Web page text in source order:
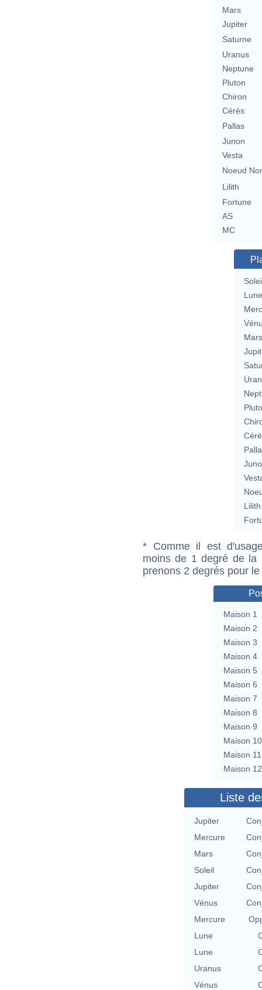
Mars
Jupiter
Saturne
Uranus
Neptune
Pluton
Chiron
Cérès
Pallas
Junon
Vesta
Noeud
Lilith
Fortune
AS
MC
Lune
Mars
Lilith
* Comme il est
moins de 1 degré de la
prenons 2 degrés pour
Maison 1
Maison 2
Maison 3
Maison 4
Maison 5
Maison 6
Maison 7
Maison 8
Maison 9
Maison 10
Maison 11
Maison 12
Liste
Jupiter
Mercure
Mars
Soleil
Jupiter
Vénus
Mercure
Lune
Lune
Uranus
Vénus